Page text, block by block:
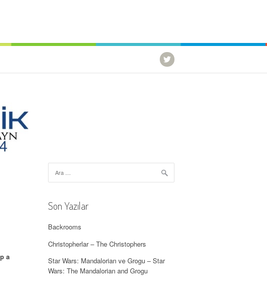
a
Son Yazılar
Backrooms
Christopherlar – The Christophers
Star Wars: Mandalorian ve Grogu – Star
Wars: The Mandalorian and Grogu